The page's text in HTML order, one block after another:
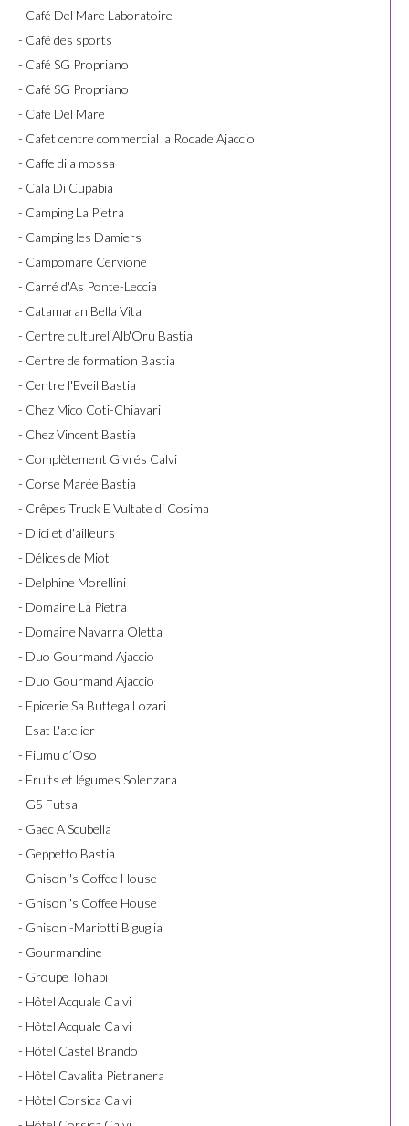
- Café Del Mare Laboratoire
- Café des sports
- Café SG Propriano
- Café SG Propriano
- Cafe Del Mare
- Cafet centre commercial la Rocade Ajaccio
- Caffe di a mossa
- Cala Di Cupabia
- Camping La Pietra
- Camping les Damiers
- Campomare Cervione
- Carré d'As Ponte-Leccia
- Catamaran Bella Vita
- Centre culturel Alb'Oru Bastia
- Centre de formation Bastia
- Centre l'Eveil Bastia
- Chez Mico Coti-Chiavari
- Chez Vincent Bastia
- Complètement Givrés Calvi
- Corse Marée Bastia
- Crêpes Truck E Vultate di Cosima
- D'ici et d'ailleurs
- Délices de Miot
- Delphine Morellini
- Domaine La Pietra
- Domaine Navarra Oletta
- Duo Gourmand Ajaccio
- Duo Gourmand Ajaccio
- Epicerie Sa Buttega Lozari
- Esat L'atelier
- Fiumu d’Oso
- Fruits et légumes Solenzara
- G5 Futsal
- Gaec A Scubella
- Geppetto Bastia
- Ghisoni's Coffee House
- Ghisoni's Coffee House
- Ghisoni-Mariotti Biguglia
- Gourmandine
- Groupe Tohapi
- Hôtel Acquale Calvi
- Hôtel Acquale Calvi
- Hôtel Castel Brando
- Hôtel Cavalita Pietranera
- Hôtel Corsica Calvi